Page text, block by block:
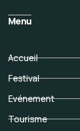
Menu
Accueil
Festival
Evénement
Tourisme